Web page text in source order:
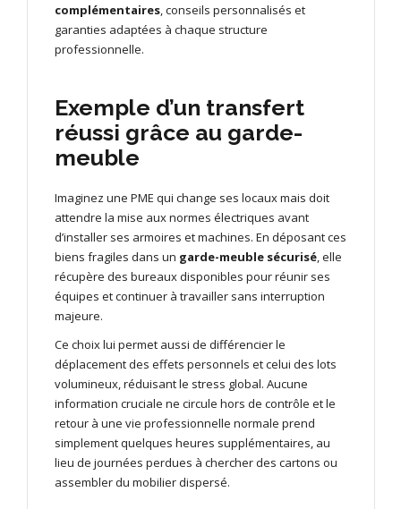
complémentaires , conseils personnalisés et
garanties adaptées à chaque structure
professionnelle.
Exemple d’un transfert
réussi grâce au garde-
meuble
Imaginez une PME qui change ses locaux mais doit
attendre la mise aux normes électriques avant
d’installer ses armoires et machines. En déposant ces
biens fragiles dans un garde-meuble sécurisé , elle
récupère des bureaux disponibles pour réunir ses
équipes et continuer à travailler sans interruption
majeure.
Ce choix lui permet aussi de différencier le
déplacement des effets personnels et celui des lots
volumineux, réduisant le stress global. Aucune
information cruciale ne circule hors de contrôle et le
retour à une vie professionnelle normale prend
simplement quelques heures supplémentaires, au
lieu de journées perdues à chercher des cartons ou
assembler du mobilier dispersé.